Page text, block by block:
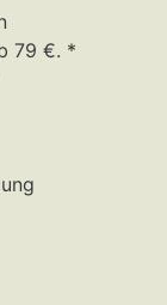
79 €. *